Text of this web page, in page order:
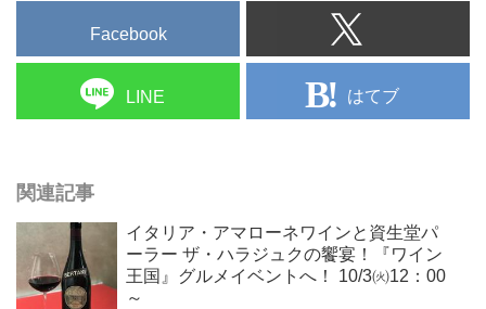
Facebook
LINE はてブ
関連記事
イタリア・アマローネワインと資生堂パ
ーラー ザ・ハラジュクの饗宴！『ワイン
王国』グルメイベントへ！ 10/3㈫12：00
～